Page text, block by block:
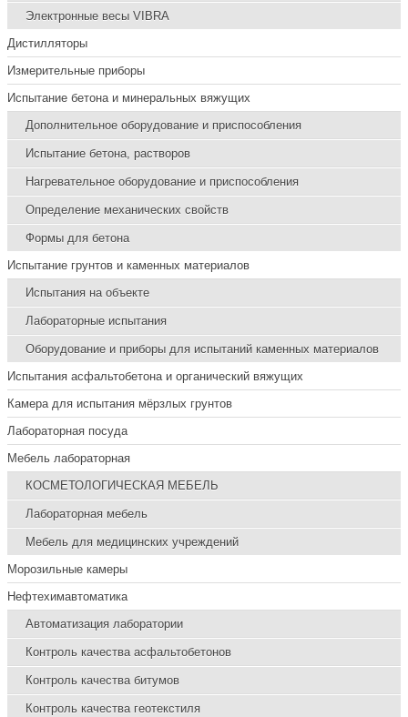
Электронные весы VIBRA
Дистилляторы
Измерительные приборы
Испытание бетона и минеральных вяжущих
Дополнительное оборудование и приспособления
Испытание бетона, растворов
Нагревательное оборудование и приспособления
Определение механических свойств
Формы для бетона
Испытание грунтов и каменных материалов
Испытания на объекте
Лабораторные испытания
Оборудование и приборы для испытаний каменных материалов
Испытания асфальтобетона и органический вяжущих
Камера для испытания мёрзлых грунтов
Лабораторная посуда
Мебель лабораторная
КОСМЕТОЛОГИЧЕСКАЯ МЕБЕЛЬ
Лабораторная мебель
Мебель для медицинских учреждений
Морозильные камеры
Нефтехимавтоматика
Автоматизация лаборатории
Контроль качества асфальтобетонов
Контроль качества битумов
Контроль качества геотекстиля